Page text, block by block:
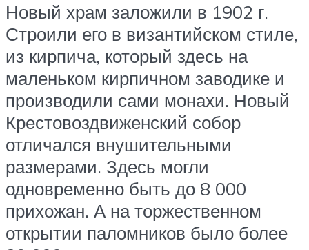
Новый храм заложили в 1902 г.
Строили его в византийском стиле,
из кирпича, который здесь на
маленьком кирпичном заводике и
производили сами монахи. Новый
Крестовоздвиженский собор
отличался внушительными
размерами. Здесь могли
одновременно быть до 8 000
прихожан. А на торжественном
открытии паломников было более